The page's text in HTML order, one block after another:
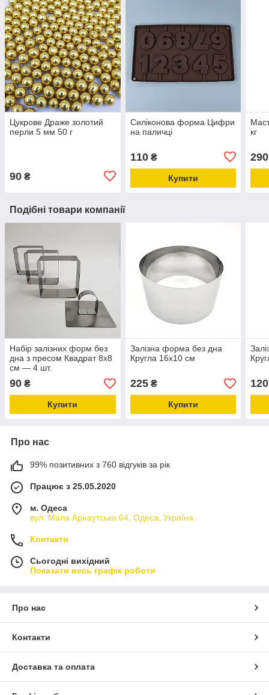
Цукрове Драже золотий
перли 5 мм 50 г
90 ₴
Силіконова форма Цифри
на паличці
110₴
Купити
кг
290
Подібні товари компанії
Набір залізних форм без
дна з пресом Квадрат 8х8
см — 4 шт.
90 ₴
Купити
Залізна форма без дна
Кругла 16х10 см
225₴
Купити
120
Про нас
99% позитивних з 760 відгуків за рік
Працює з 25.05.2020
м. Одеса
вул. Мала Арнаутська 64, Одеса, Україна
Контакти
Сьогодні вихідний
Показати весь графік роботи
Про нас
Контакти
Доставка та оплата